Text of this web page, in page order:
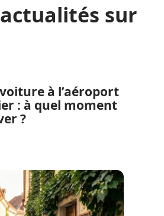
sur
à l’aéroport
: à quel moment
?